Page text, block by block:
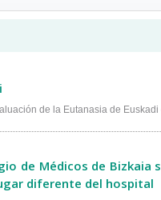
de la Eutanasia de
de Médicos de Bizkaia
diferente del hospital